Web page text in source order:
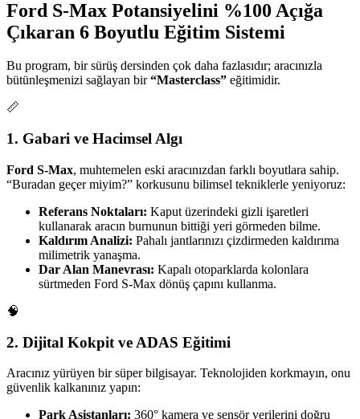
Ford S-Max Potansiyelini %100 Açığa
Çıkaran 6 Boyutlu Eğitim Sistemi
Bu program, bir sürüş dersinden çok daha fazlasıdır; aracınızla
bütünleşmenizi sağlayan bir“Masterclass” eğitimidir.
📏
1. Gabari ve Hacimsel Algı
Ford S-Max, muhtemelen eski aracınızdan farklı boyutlara sahip.
“Buradan geçer miyim?” korkusunu bilimsel tekniklerle yeniyoruz:
Referans Noktaları: Kaput üzerindeki gizli işaretleri
kullanarak aracın burnunun bittiği yeri görmeden bilme.
Kaldırım Analizi: Pahalı jantlarınızı çizdirmeden kaldırıma
milimetrik yanaşma.
Dar Alan Manevrası: Kapalı otoparklarda kolonlara
sürtmeden Ford S-Max dönüş çapını kullanma.
🧠
2. Dijital Kokpit ve ADAS Eğitimi
Aracınız yürüyen bir süper bilgisayar. Teknolojiden korkmayın, onu
güvenlik kalkanınız yapın:
Park Asistanları: 360° kamera ve sensör verilerini doğru